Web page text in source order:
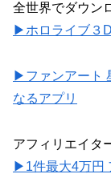
全世界でダウン
▶ホロライブ３
▶ファンアート
なるアプリ
アフィリエイタ
▶1件最大4万円